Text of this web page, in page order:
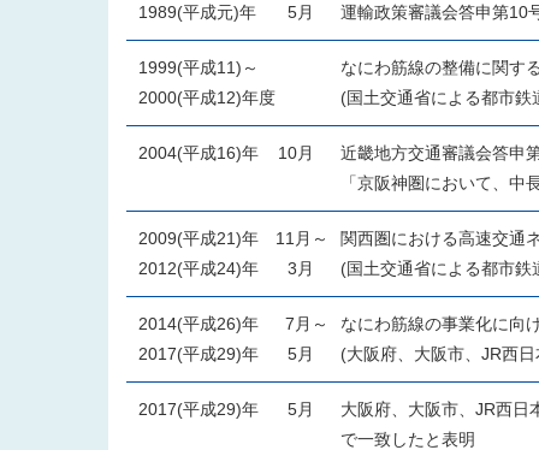
1989(平成元)年 5月 運輸政策審議会答申第10
1999(平成11)～
2000(平成12)年度
なにわ筋線の整備に関す
(国土交通省による都市鉄
2004(平成16)年 10月
近畿地方交通審議会答申
「京阪神圏において、
2009(平成21)年
2012(平成24)年
11月～
3月
関西圏における高速交通
(国土交通省による都市鉄
2014(平成26)年
2017(平成29)年
7月～
5月
なにわ筋線の事業化に向
(大阪府、大阪市、JR西
2017(平成29)年 5月
大阪府、大阪市、JR西日
で一致したと表明